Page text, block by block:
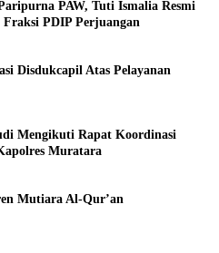
PAW, Tuti Ismalia Resmi
PDIP Perjuangan
Disdukcapil Atas Pelayanan
Mengikuti Rapat Koordinasi
Muratara
Mutiara Al-Qur’an